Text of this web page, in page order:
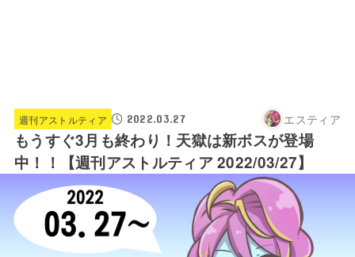
週刊アストルティア 2022.03.27 エスティア
もうすぐ3月も終わり！天獄は新ボスが登場
中！！【週刊アストルティア 2022/03/27】